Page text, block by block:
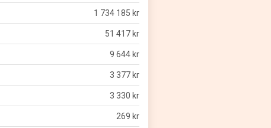
1 734 185 kr
51 417 kr
9 644 kr
3 377 kr
3 330 kr
269 kr